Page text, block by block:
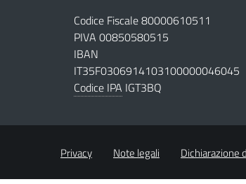
Codice Fiscale 80000610511
PIVA 00850580515
IBAN
IT35F0306914103100000046045
Codice IPA IGT3BQ
Privacy Note legali Dichiarazione